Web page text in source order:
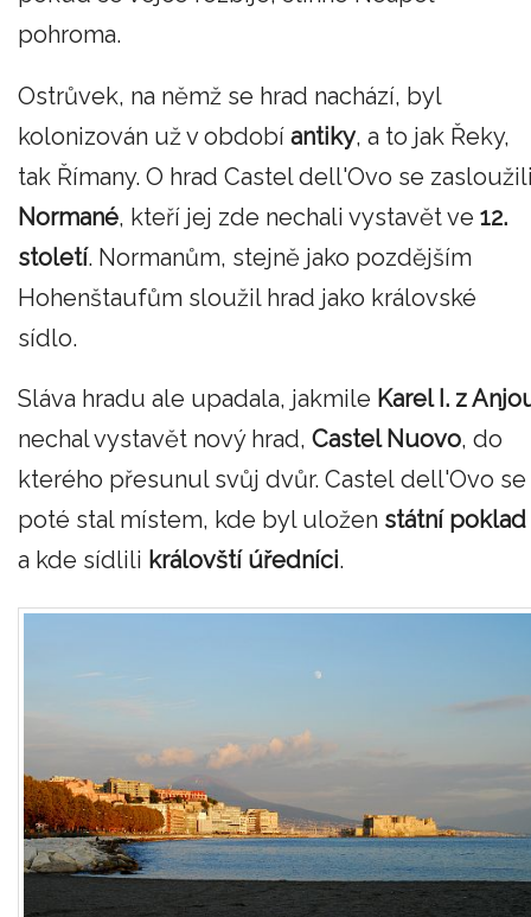
pohroma.
Ostrůvek, na němž se hrad nachází, byl
kolonizován už v období antiky, a to jak Řeky,
tak Římany. O hrad Castel dell'Ovo se
Normané, kteří jej zde nechali vystavět ve 12.
století. Normanům, stejně jako pozdějším
Hohenštaufům sloužil hrad jako královské
sídlo.
Sláva hradu ale upadala, jakmile Karel I. z
nechal vystavět nový hrad, Castel Nuovo, do
kterého přesunul svůj dvůr. Castel dell'Ovo se
poté stal místem, kde byl uložen státní poklad
a kde sídlili královští úředníci.